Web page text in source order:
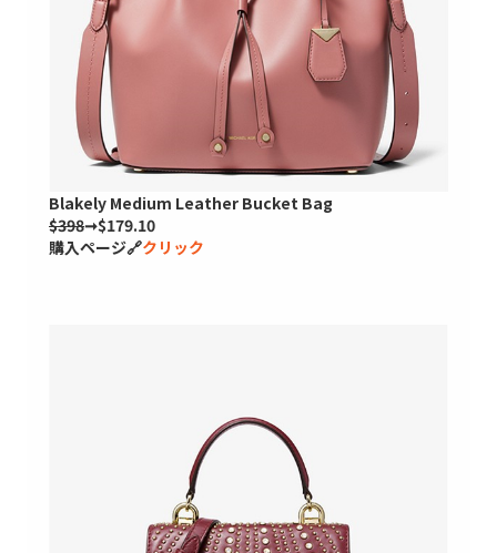
Blakely Medium Leather Bucket Bag
$398➞$179.10
購入ページ🔗クリック